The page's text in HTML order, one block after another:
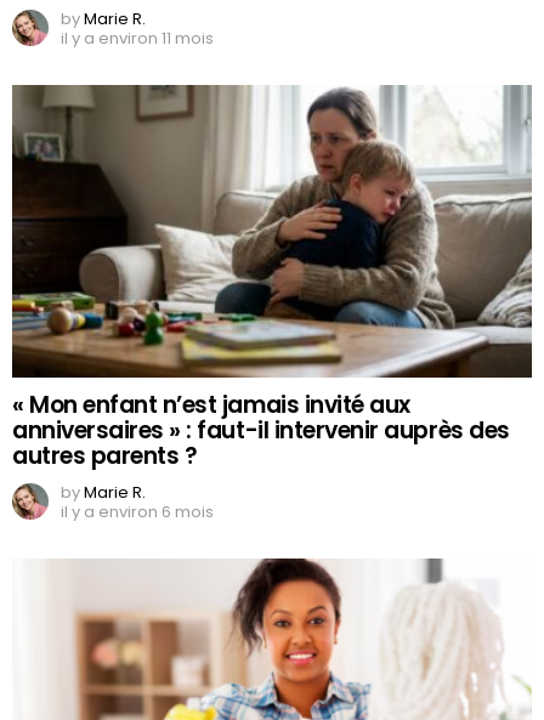
byMarie R.
il y a environ 11 mois
« Mon enfant n’est jamais invité aux
anniversaires » : faut-il intervenir auprès des
autres parents ?
byMarie R.
il y a environ 6 mois